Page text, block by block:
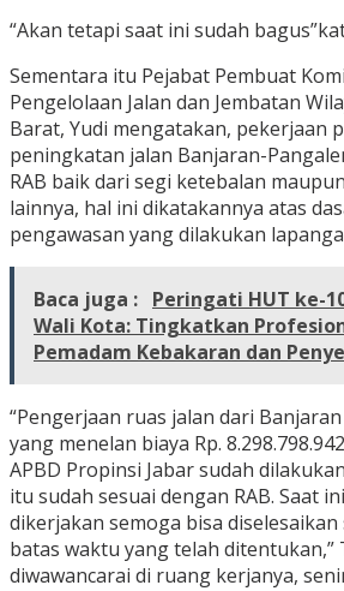
“Akan tetapi saat ini sudah
Sementara itu Pejabat Pembuat
Pengelolaan Jalan dan Jembatan
Barat, Yudi mengatakan, pekerjaan
peningkatan jalan Banjaran-
RAB baik dari segi ketebalan
lainnya, hal ini dikatakannya atas
pengawasan yang dilakukan
Baca juga : Peringati HUT ke-
Wali Kota: Tingkatkan
Pemadam Kebakaran dan
“Pengerjaan ruas jalan dari
yang menelan biaya Rp.
APBD Propinsi Jabar sudah
itu sudah sesuai dengan RAB. Saat
dikerjakan semoga bisa diselesaikan
batas waktu yang telah ditentukan,”
diwawancarai di ruang kerjanya,